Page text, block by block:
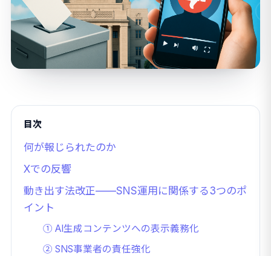
目次
何が報じられたのか
Xでの反響
動き出す法改正——SNS運用に関係する3つのポ
イント
① AI生成コンテンツへの表示義務化
② SNS事業者の責任強化